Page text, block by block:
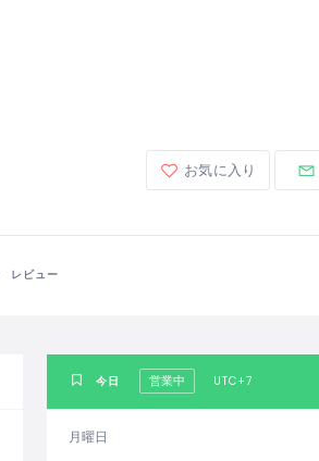
お気に入り
レビュー
今日 営業中 UTC+7
月曜日